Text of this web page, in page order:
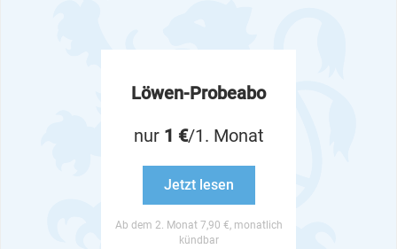
Löwen-Probeabo
nur 1 €/1. Monat
Jetzt lesen
Ab dem 2. Monat 7,90 €, monatlich
kündbar